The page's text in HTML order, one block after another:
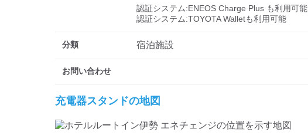
認証システム:ENEOS Charge Plus も利用可能
認証システム:TOYOTA Walletも利用可能
分類 宿泊施設
お問い合わせ
充電器スタンドの地図